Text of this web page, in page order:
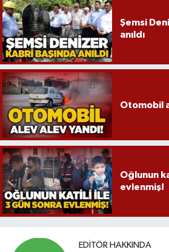
Şemsi
anıldı
Otomobil
Oğlunun
evlenmiş!
EDITÖR HAKKINDA